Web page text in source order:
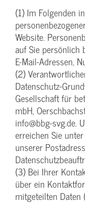
(1) Im Folgenden
Website.
auf Sie persönlich
E-Mail-Adressen,
(2)
Datenschutz-
Gesellschaft für
mbH,
info@bbg-svg.de.
erreichen Sie
unserer
(3) Bei Ihrer
über ein
mitgeteilten Daten